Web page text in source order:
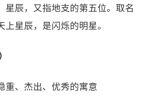
星辰，又指地支的第五位。取名
上星辰，是闪烁的明星。
重、杰出、优秀的寓意